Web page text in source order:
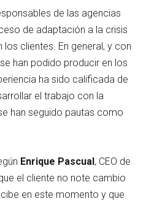
de las agencias
de adaptación a la crisis
clientes. En general, y con
han podido producir en los
ha sido calificada de
el trabajo con la
han seguido pautas como
Enrique Pascual, CEO de
el cliente no note cambio
en este momento y que